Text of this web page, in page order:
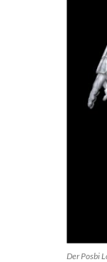
Der Posbi